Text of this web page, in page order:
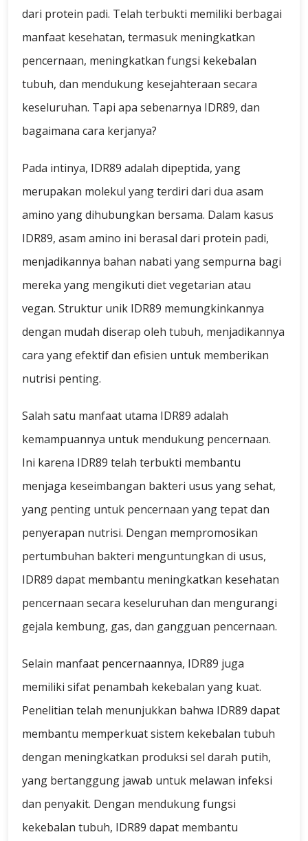
dari protein padi. Telah terbukti memiliki berbagai
manfaat kesehatan, termasuk meningkatkan
pencernaan, meningkatkan fungsi kekebalan
tubuh, dan mendukung kesejahteraan secara
keseluruhan. Tapi apa sebenarnya IDR89, dan
bagaimana cara kerjanya?
Pada intinya, IDR89 adalah dipeptida, yang
merupakan molekul yang terdiri dari dua asam
amino yang dihubungkan bersama. Dalam kasus
IDR89, asam amino ini berasal dari protein padi,
menjadikannya bahan nabati yang sempurna bagi
mereka yang mengikuti diet vegetarian atau
vegan. Struktur unik IDR89 memungkinkannya
dengan mudah diserap oleh tubuh, menjadikannya
cara yang efektif dan efisien untuk memberikan
nutrisi penting.
Salah satu manfaat utama IDR89 adalah
kemampuannya untuk mendukung pencernaan.
Ini karena IDR89 telah terbukti membantu
menjaga keseimbangan bakteri usus yang sehat,
yang penting untuk pencernaan yang tepat dan
penyerapan nutrisi. Dengan mempromosikan
pertumbuhan bakteri menguntungkan di usus,
IDR89 dapat membantu meningkatkan kesehatan
pencernaan secara keseluruhan dan mengurangi
gejala kembung, gas, dan gangguan pencernaan.
Selain manfaat pencernaannya, IDR89 juga
memiliki sifat penambah kekebalan yang kuat.
Penelitian telah menunjukkan bahwa IDR89 dapat
membantu memperkuat sistem kekebalan tubuh
dengan meningkatkan produksi sel darah putih,
yang bertanggung jawab untuk melawan infeksi
dan penyakit. Dengan mendukung fungsi
kekebalan tubuh, IDR89 dapat membantu